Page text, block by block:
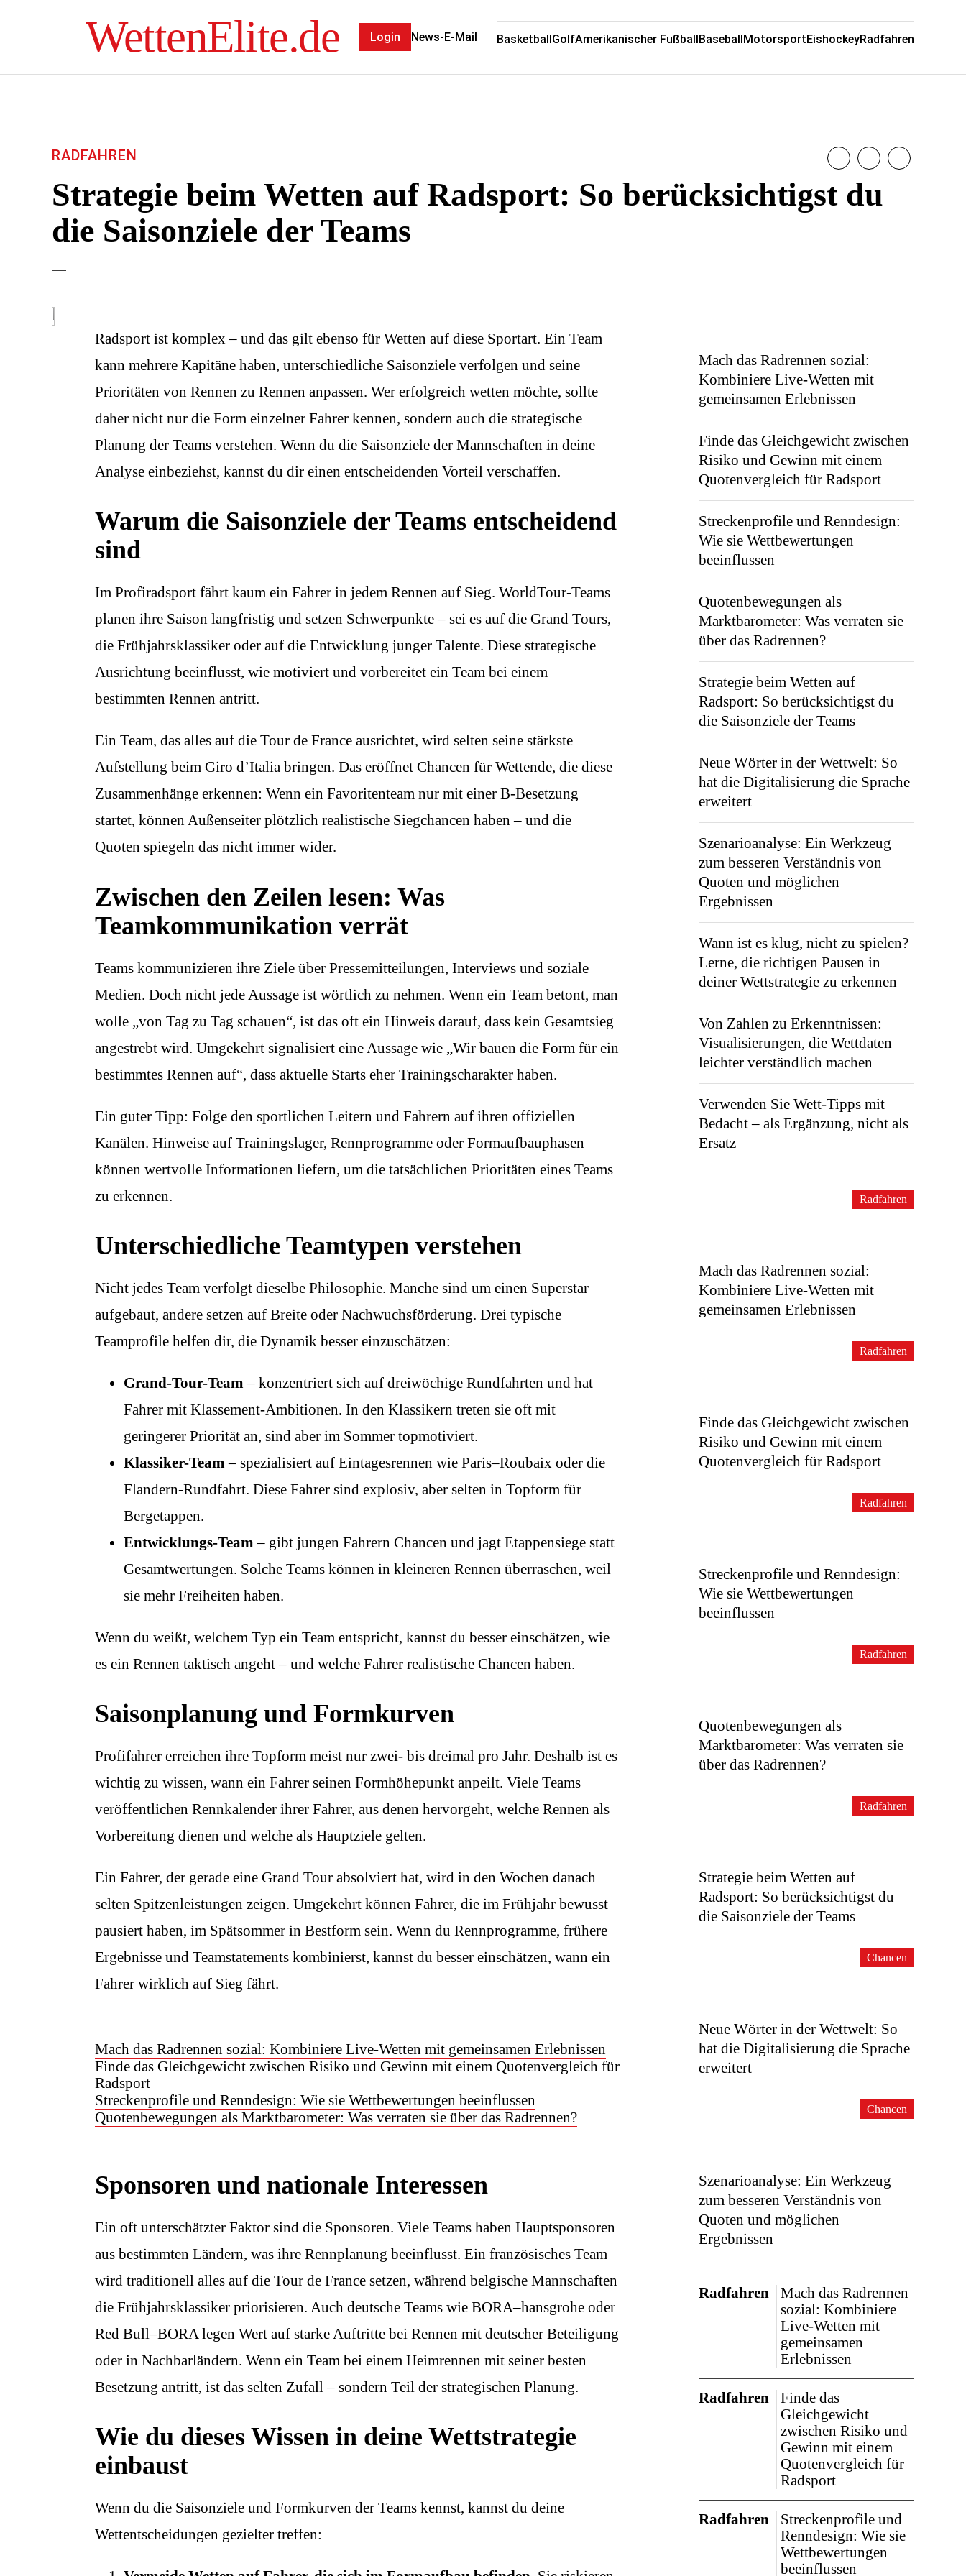
WettenElite.de BasketballGolfAmerikanischer FußballBaseballMotorsportEishockeyRadfahren
Login News-E-Mail
Strategie beim Wetten auf Radsport: So berücksichtigst du
die Saisonziele der Teams
RADFAHREN
Radsport ist komplex – und das gilt ebenso für Wetten auf diese Sportart. Ein Team
kann mehrere Kapitäne haben, unterschiedliche Saisonziele verfolgen und seine
Prioritäten von Rennen zu Rennen anpassen. Wer erfolgreich wetten möchte, sollte
daher nicht nur die Form einzelner Fahrer kennen, sondern auch die strategische
Planung der Teams verstehen. Wenn du die Saisonziele der Mannschaften in deine
Analyse einbeziehst, kannst du dir einen entscheidenden Vorteil verschaffen.
Warum die Saisonziele der Teams entscheidend
sind
Im Profiradsport fährt kaum ein Fahrer in jedem Rennen auf Sieg. WorldTour-Teams
planen ihre Saison langfristig und setzen Schwerpunkte – sei es auf die Grand Tours,
die Frühjahrsklassiker oder auf die Entwicklung junger Talente. Diese strategische
Ausrichtung beeinflusst, wie motiviert und vorbereitet ein Team bei einem
bestimmten Rennen antritt.
Ein Team, das alles auf die Tour de France ausrichtet, wird selten seine stärkste
Aufstellung beim Giro d’Italia bringen. Das eröffnet Chancen für Wettende, die diese
Zusammenhänge erkennen: Wenn ein Favoritenteam nur mit einer B-Besetzung
startet, können Außenseiter plötzlich realistische Siegchancen haben – und die
Quoten spiegeln das nicht immer wider.
Zwischen den Zeilen lesen: Was
Teamkommunikation verrät
Teams kommunizieren ihre Ziele über Pressemitteilungen, Interviews und soziale
Medien. Doch nicht jede Aussage ist wörtlich zu nehmen. Wenn ein Team betont, man
wolle „von Tag zu Tag schauen“, ist das oft ein Hinweis darauf, dass kein Gesamtsieg
angestrebt wird. Umgekehrt signalisiert eine Aussage wie „Wir bauen die Form für ein
bestimmtes Rennen auf“, dass aktuelle Starts eher Trainingscharakter haben.
Ein guter Tipp: Folge den sportlichen Leitern und Fahrern auf ihren offiziellen
Kanälen. Hinweise auf Trainingslager, Rennprogramme oder Formaufbauphasen
können wertvolle Informationen liefern, um die tatsächlichen Prioritäten eines Teams
zu erkennen.
Unterschiedliche Teamtypen verstehen
Nicht jedes Team verfolgt dieselbe Philosophie. Manche sind um einen Superstar
aufgebaut, andere setzen auf Breite oder Nachwuchsförderung. Drei typische
Teamprofile helfen dir, die Dynamik besser einzuschätzen:
Grand-Tour-Team– konzentriert sich auf dreiwöchige Rundfahrten und hat
Fahrer mit Klassement-Ambitionen. In den Klassikern treten sie oft mit
geringerer Priorität an, sind aber im Sommer topmotiviert.
Klassiker-Team– spezialisiert auf Eintagesrennen wie Paris–Roubaix oder die
Flandern-Rundfahrt. Diese Fahrer sind explosiv, aber selten in Topform für
Bergetappen.
Entwicklungs-Team– gibt jungen Fahrern Chancen und jagt Etappensiege statt
Gesamtwertungen. Solche Teams können in kleineren Rennen überraschen, weil
sie mehr Freiheiten haben.
Wenn du weißt, welchem Typ ein Team entspricht, kannst du besser einschätzen, wie
es ein Rennen taktisch angeht – und welche Fahrer realistische Chancen haben.
Saisonplanung und Formkurven
Profifahrer erreichen ihre Topform meist nur zwei- bis dreimal pro Jahr. Deshalb ist es
wichtig zu wissen, wann ein Fahrer seinen Formhöhepunkt anpeilt. Viele Teams
veröffentlichen Rennkalender ihrer Fahrer, aus denen hervorgeht, welche Rennen als
Vorbereitung dienen und welche als Hauptziele gelten.
Ein Fahrer, der gerade eine Grand Tour absolviert hat, wird in den Wochen danach
selten Spitzenleistungen zeigen. Umgekehrt können Fahrer, die im Frühjahr bewusst
pausiert haben, im Spätsommer in Bestform sein. Wenn du Rennprogramme, frühere
Ergebnisse und Teamstatements kombinierst, kannst du besser einschätzen, wann ein
Fahrer wirklich auf Sieg fährt.
Mach das Radrennen sozial: Kombiniere Live-Wetten mit gemeinsamen Erlebnissen
Finde das Gleichgewicht zwischen Risiko und Gewinn mit einem Quotenvergleich für
Radsport
Streckenprofile und Renndesign: Wie sie Wettbewertungen beeinflussen
Quotenbewegungen als Marktbarometer: Was verraten sie über das Radrennen?
Sponsoren und nationale Interessen
Ein oft unterschätzter Faktor sind die Sponsoren. Viele Teams haben Hauptsponsoren
aus bestimmten Ländern, was ihre Rennplanung beeinflusst. Ein französisches Team
wird traditionell alles auf die Tour de France setzen, während belgische Mannschaften
die Frühjahrsklassiker priorisieren. Auch deutsche Teams wie BORA–hansgrohe oder
Red Bull–BORA legen Wert auf starke Auftritte bei Rennen mit deutscher Beteiligung
oder in Nachbarländern. Wenn ein Team bei einem Heimrennen mit seiner besten
Besetzung antritt, ist das selten Zufall – sondern Teil der strategischen Planung.
Wie du dieses Wissen in deine Wettstrategie
einbaust
Wenn du die Saisonziele und Formkurven der Teams kennst, kannst du deine
Wettentscheidungen gezielter treffen:
Mach das Radrennen sozial:
Kombiniere Live-Wetten mit
gemeinsamen Erlebnissen
Finde das Gleichgewicht zwischen
Risiko und Gewinn mit einem
Quotenvergleich für Radsport
Streckenprofile und Renndesign:
Wie sie Wettbewertungen
beeinflussen
Quotenbewegungen als
Marktbarometer: Was verraten sie
über das Radrennen?
Strategie beim Wetten auf
Radsport: So berücksichtigst du
die Saisonziele der Teams
Neue Wörter in der Wettwelt: So
hat die Digitalisierung die Sprache
erweitert
Szenarioanalyse: Ein Werkzeug
zum besseren Verständnis von
Quoten und möglichen
Ergebnissen
Wann ist es klug, nicht zu spielen?
Lerne, die richtigen Pausen in
deiner Wettstrategie zu erkennen
Von Zahlen zu Erkenntnissen:
Visualisierungen, die Wett­daten
leichter verständlich machen
Verwenden Sie Wett-Tipps mit
Bedacht – als Ergänzung, nicht als
Ersatz
Mach das Radrennen sozial:
Kombiniere Live-Wetten mit
gemeinsamen Erlebnissen
Radfahren
Finde das Gleichgewicht zwischen
Risiko und Gewinn mit einem
Quotenvergleich für Radsport
Radfahren
Streckenprofile und Renndesign:
Wie sie Wettbewertungen
beeinflussen
Radfahren
Quotenbewegungen als
Marktbarometer: Was verraten sie
über das Radrennen?
Radfahren
Strategie beim Wetten auf
Radsport: So berücksichtigst du
die Saisonziele der Teams
Radfahren
Neue Wörter in der Wettwelt: So
hat die Digitalisierung die Sprache
erweitert
Chancen
Szenarioanalyse: Ein Werkzeug
zum besseren Verständnis von
Quoten und möglichen
Ergebnissen
Chancen
Mach das Radrennen
sozial: Kombiniere
Live-Wetten mit
gemeinsamen
Erlebnissen
Radfahren
Finde das
Gleichgewicht
zwischen Risiko und
Gewinn mit einem
Quotenvergleich für
Radsport
Radfahren
Streckenprofile und
Renndesign: Wie sie
Wettbewertungen
beeinflussen
Radfahren